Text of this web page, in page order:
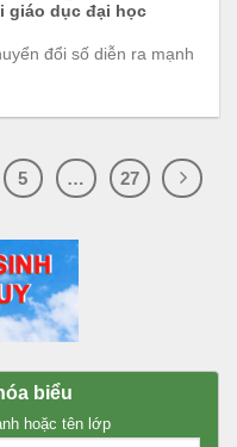
giáo dục đại học
đổi số diễn ra mạnh
5 … 27
biểu
hoặc tên lớp